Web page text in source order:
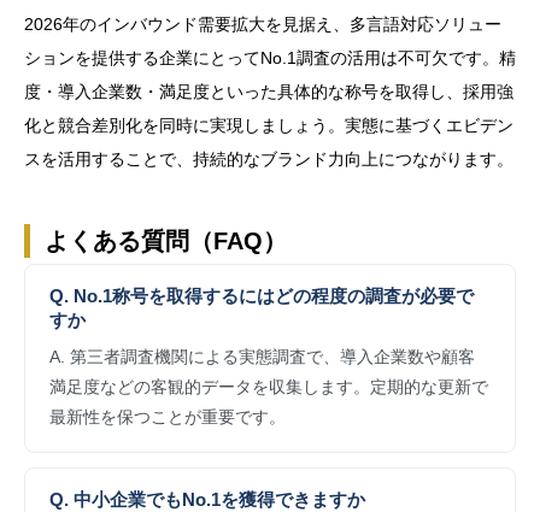
2026年のインバウンド需要拡大を見据え、多言語対応ソリュー
ションを提供する企業にとってNo.1調査の活用は不可欠です。精
度・導入企業数・満足度といった具体的な称号を取得し、採用強
化と競合差別化を同時に実現しましょう。実態に基づくエビデン
スを活用することで、持続的なブランド力向上につながります。
よくある質問（FAQ）
Q. No.1称号を取得するにはどの程度の調査が必要で
すか
A. 第三者調査機関による実態調査で、導入企業数や顧客
満足度などの客観的データを収集します。定期的な更新で
最新性を保つことが重要です。
Q. 中小企業でもNo.1を獲得できますか